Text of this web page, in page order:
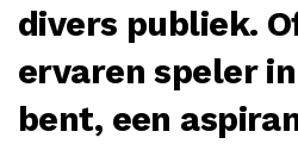
divers publiek.
ervaren speler
bent, een